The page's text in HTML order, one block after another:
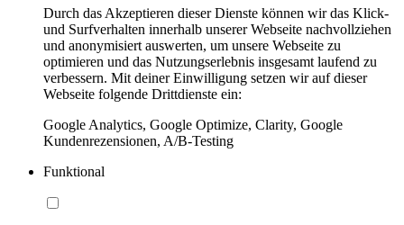
Durch das Akzeptieren dieser Dienste können wir das Klick-
und Surfverhalten innerhalb unserer Webseite nachvollziehen
und anonymisiert auswerten, um unsere Webseite zu
optimieren und das Nutzungserlebnis insgesamt laufend zu
verbessern. Mit deiner Einwilligung setzen wir auf dieser
Webseite folgende Drittdienste ein:
Google Analytics, Google Optimize, Clarity, Google
Kundenrezensionen, A/B-Testing
Funktional